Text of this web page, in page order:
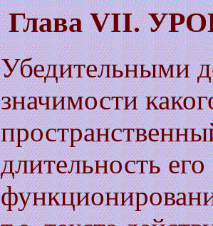
Глава VII.
Убедительными
значимости
длительность